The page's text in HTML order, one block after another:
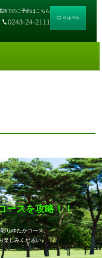
話でのご予約はこちら
ースを攻略！！
りゆたかコース。
楽しみください。